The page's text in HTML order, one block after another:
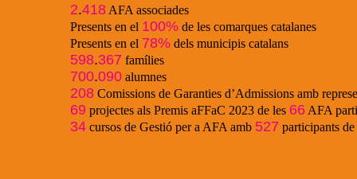
2.418 AFA associades
Presents en el 100% de les comarques catalanes
Presents en el 78% dels municipis catalans
598.367 famílies
700.090 alumnes
208 Comissions de Garanties d’Admissions amb
69 projectes als Premis aFFaC 2023 de les 66 AFA
34 cursos de Gestió per a AFA amb 527 participants de